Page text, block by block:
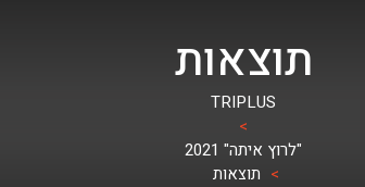
תוצאות
TRIPLUS
>
"לרוץ איתה" 2021
> תוצאות